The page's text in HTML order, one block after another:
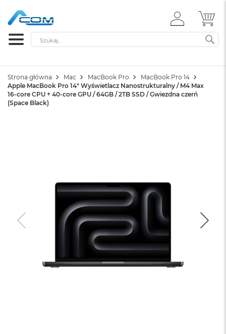
ZALOGUJ
SIĘ
Szukaj
Strona główna Mac MacBook Pro
MacBook Pro 14
Apple MacBook Pro 14" Wyświetlacz Nanostrukturalny / M4 Max
16-core CPU + 40-core GPU / 64GB / 2TB SSD / Gwiezdna czerń
(Space Black)